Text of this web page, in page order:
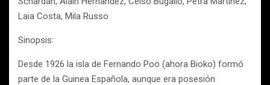
Laia Costa, Mila Russo
Sinopsis:
Desde 1926 la isla de Fernando Poo (ahora Bioko) formó
parte de la Guinea Española, aunque era posesión